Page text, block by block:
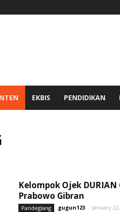
EKBIS PENDIDIKAN
TANGERANG TEKNOLOGI
Kelompok Ojek
Prabowo Gibran
Pandeglang gugun123 - January